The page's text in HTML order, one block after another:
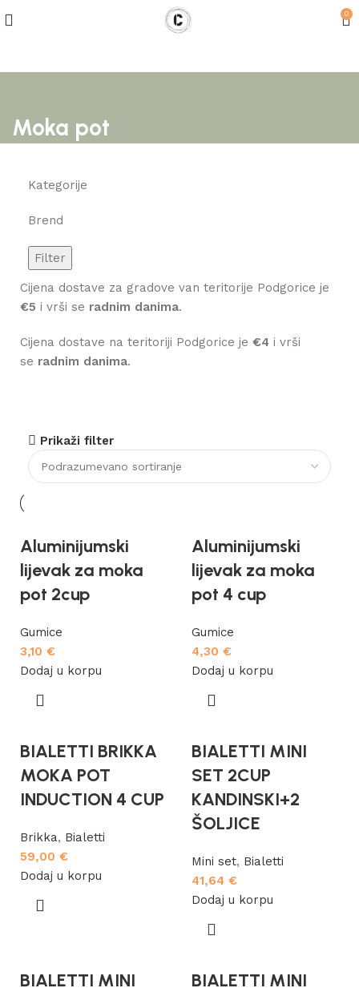
0
Moka pot
Kategorije
Brend
Filter
Cijena dostave za gradove van teritorije Podgorice je
€5 i vrši se radnim danima.
Cijena dostave na teritoriji Podgorice je €4 i vrši
se radnim danima.
popust 10%
Prikaži filter
Aluminijumski
lijevak za moka
pot 2cup
Gumice
3,10 €
Dodaj u korpu
Aluminijumski
lijevak za moka
pot 4 cup
Gumice
4,30 €
Dodaj u korpu
BIALETTI BRIKKA
MOKA POT
INDUCTION 4 CUP
Brikka, Bialetti
59,00 €
Dodaj u korpu
BIALETTI MINI
SET 2CUP
KANDINSKI+2
ŠOLJICE
Mini set, Bialetti
41,64 €
Dodaj u korpu
BIALETTI MINI
BIALETTI MINI